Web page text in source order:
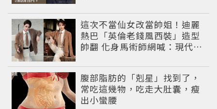
這次不當仙女改當帥姐！迪麗
熱巴「英倫老錢風西裝」造型
帥翻 化身馬術師網喊：現代版
腹部脂肪的「剋星」找到了，
常吃這幾物，吃走大肚囊，瘦
出小蠻腰
PR